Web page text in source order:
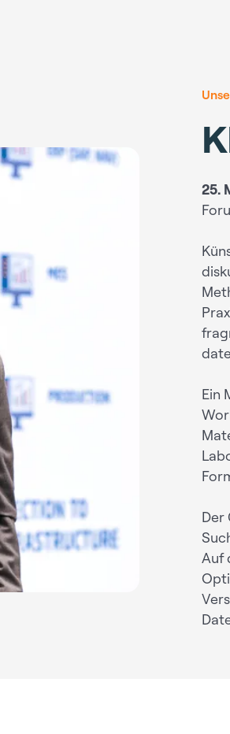
25.
Ein
Der
Auf